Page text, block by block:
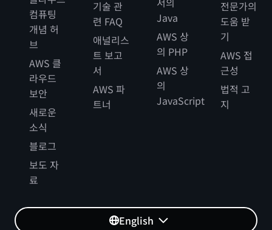
컴퓨팅
개념 허
브
AWS 클
라우드
보안
새로운
소식
블로그
보도 자
료
기술 관
련 FAQ
애널리스
트 보고
서
AWS 파
트너
Java
AWS 상
의 PHP
AWS 상
의
JavaScript
전문가의
도움 받
기
AWS 접
근성
법적 고
지
English